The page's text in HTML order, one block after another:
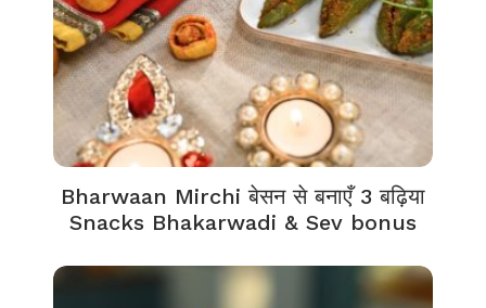
Bharwaan Mirchi बेसन से बनाएँ 3 बढ़िया
Snacks Bhakarwadi & Sev bonus